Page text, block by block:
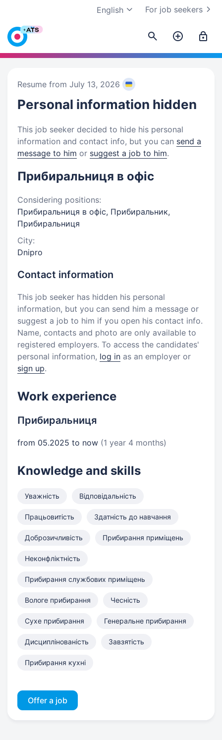
For job seekers
English
Resume from July 13, 2026
Personal information hidden
This job seeker decided to hide his personal
information and contact info, but you can send a
message to him or suggest a job to him.
Прибиральниця в офіс
Considering positions:
Прибиральниця в офіс, Прибиральник,
Прибиральниця
City:
Dnipro
Contact information
This job seeker has hidden his personal
information, but you can send him a message or
suggest a job to him if you open his contact info.
Name, contacts and photo are only available to
registered employers. To access the candidates'
personal information, log in as an employer or
sign up.
Work experience
Прибиральниця
from 05.2025 to now (1 year 4 months)
Knowledge and skills
Уважність Відповідальність
Працьовитість Здатність до навчання
Доброзичливість Прибирання приміщень
Неконфліктність
Прибирання службових приміщень
Вологе прибирання Чесність
Сухе прибирання Генеральне прибирання
Дисциплінованість Завзятість
Прибирання кухні
Offer a job